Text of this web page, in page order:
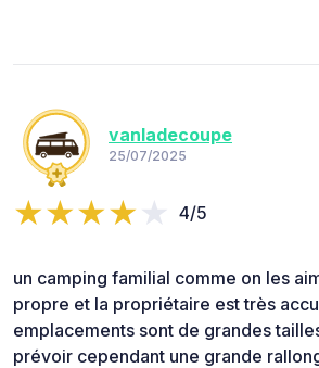
vanladecoupe
25/07/2025
4/5
un camping familial comme on les
propre et la propriétaire est très
emplacements sont de grandes
prévoir cependant une grande